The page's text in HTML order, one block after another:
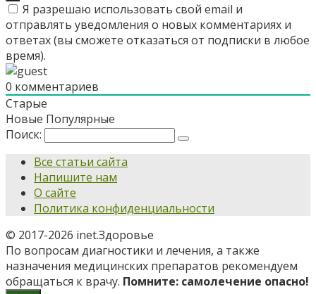
Я разрешаю использовать свой email и
отправлять уведомления о новых комментариях и
ответах (вы cможете отказаться от подписки в любое
время).
0 комментариев
Старые
Новые Популярные
Поиск:
Все статьи сайта
Напишите нам
О сайте
Политика конфиденциальности
© 2017-2026 inet.Здоровье
По вопросам диагностики и лечения, а также
назначения медицинских препаратов рекомендуем
обращаться к врачу. Помните: самолечение опасно!